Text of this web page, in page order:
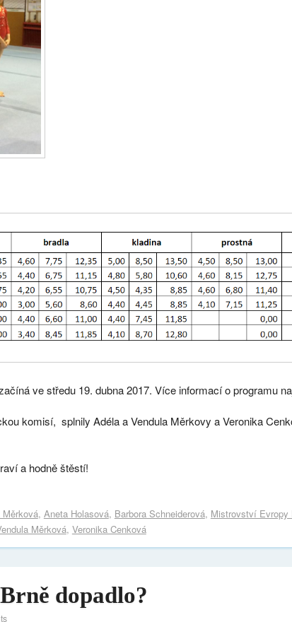
ve středu 19. dubna 2017. Více informací o programu
komisí, splnily Adéla a Vendula Měrkovy a Veronika
a hodně štěstí!
Měrková, Aneta Holasová, Barbora Schneiderová, Mistrovství Evropy
Měrková, Veronika Cenková
dopadlo?